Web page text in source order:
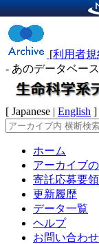
[利用者規
- あのデータベー
[ Japanese | English ]
ホーム
アーカイブ
寄託応募要領
更新履歴
データ一覧
ヘルプ
お問い合わせ